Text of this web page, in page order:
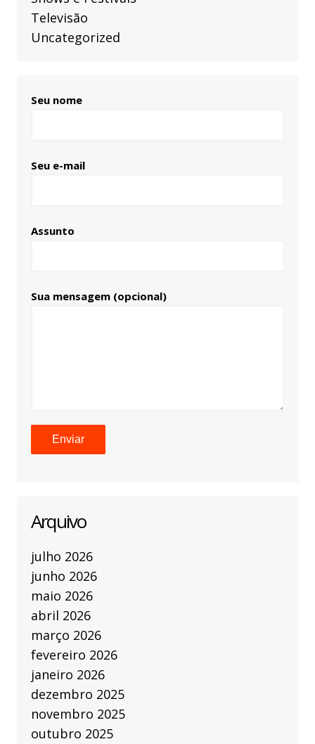
Televisão
Uncategorized
Seu nome
Seu e-mail
Assunto
Sua mensagem (opcional)
Arquivo
julho 2026
junho 2026
maio 2026
abril 2026
março 2026
fevereiro 2026
janeiro 2026
dezembro 2025
novembro 2025
outubro 2025